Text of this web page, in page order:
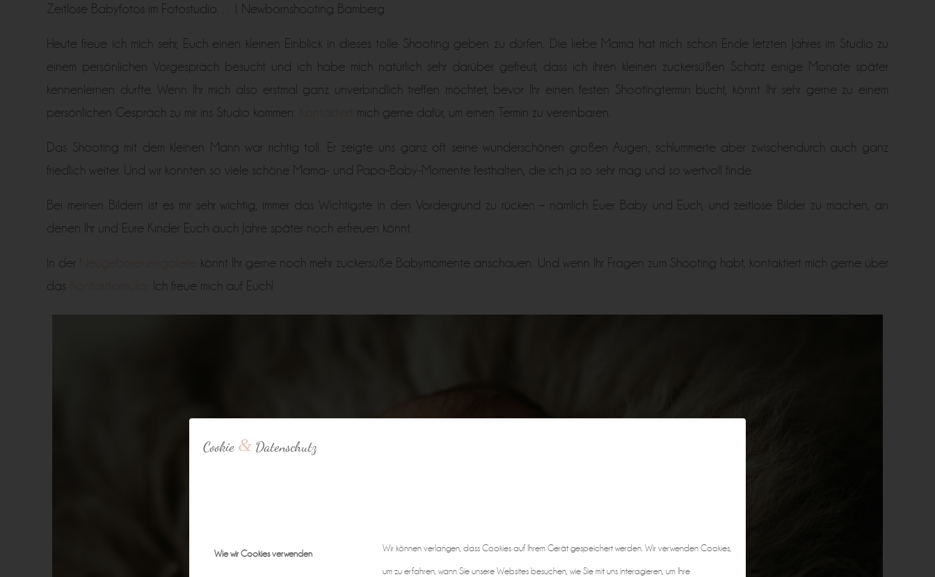
Cookie & Datenschutz
Wie wir Cookies verwenden
Wir können verlangen, dass Cookies auf Ihrem Gerät gespeichert werden. Wir verwenden Cookies,
um zu erfahren, wann Sie unsere Websites besuchen, wie Sie mit uns interagieren, um Ihre
Zeitlose Babyfotos im Fotostudio… | Newbornshooting Bamberg
Heute freue ich mich sehr, Euch einen kleinen Einblick in dieses tolle Shooting geben zu dürfen. Die liebe Mama hat mich schon Ende letzten Jahres im Studio zu
einem persönlichen Vorgespräch besucht und ich habe mich natürlich sehr darüber gefreut, dass ich ihren kleinen zuckersüßen Schatz einige Monate später
kennenlernen durfte. Wenn Ihr mich also erstmal ganz unverbindlich treffen möchtet, bevor Ihr einen festen Shootingtermin bucht, könnt Ihr sehr gerne zu einem
persönlichen Gespräch zu mir ins Studio kommen.
mich gerne dafür, um einen Termin zu vereinbaren.
Das Shooting mit dem kleinen Mann war richtig toll. Er zeigte uns ganz oft seine wunderschönen großen Augen, schlummerte aber zwischendurch auch ganz
friedlich weiter. Und wir konnten so viele schöne Mama- und Papa-Baby-Momente festhalten, die ich ja so sehr mag und so wertvoll finde.
Bei meinen Bildern ist es mir sehr wichtig, immer das Wichtigste in den Vordergrund zu rücken – nämlich Euer Baby und Euch, und zeitlose Bilder zu machen, an
denen Ihr und Eure Kinder Euch auch Jahre später noch erfreuen könnt.
In der
könnt Ihr gerne noch mehr zuckersüße Babymomente anschauen. Und wenn Ihr Fragen zum Shooting habt, kontaktiert mich gerne über
das
. Ich freue mich auf Euch!